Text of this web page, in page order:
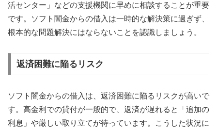
活センター」などの支援機関に早めに相談することが重要
です。ソフト闇金からの借入は一時的な解決策に過ぎず、
根本的な問題解決にはならないことを認識しましょう。
返済困難に陥るリスク
ソフト闇金からの借入は、返済困難に陥るリスクが高いで
す。高金利での貸付が一般的で、返済が遅れると「追加の
利息」や厳しい取り立てが待っています。こうした状況に